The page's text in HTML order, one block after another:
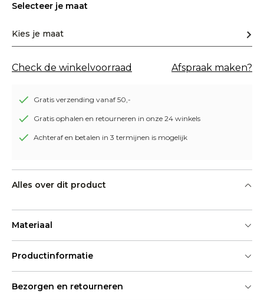
Selecteer je maat
Kies je maat
Check de winkelvoorraad Afspraak maken?
Gratis verzending vanaf 50,-
Gratis ophalen en retourneren in onze 24 winkels
Achteraf en betalen in 3 termijnen is mogelijk
Alles over dit product
Materiaal
Productinformatie
Bezorgen en retourneren